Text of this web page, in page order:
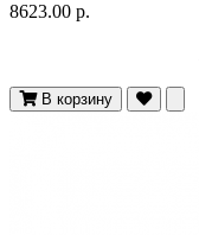
8623.00 р.
В корзину